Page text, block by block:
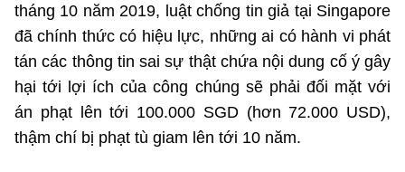
tháng 10 năm 2019, luật chống tin giả tại Singapore
đã chính thức có hiệu lực, những ai có hành vi phát
tán các thông tin sai sự thật chứa nội dung cố ý gây
hại tới lợi ích của công chúng sẽ phải đối mặt với
án phạt lên tới 100.000 SGD (hơn 72.000 USD),
thậm chí bị phạt tù giam lên tới 10 năm.